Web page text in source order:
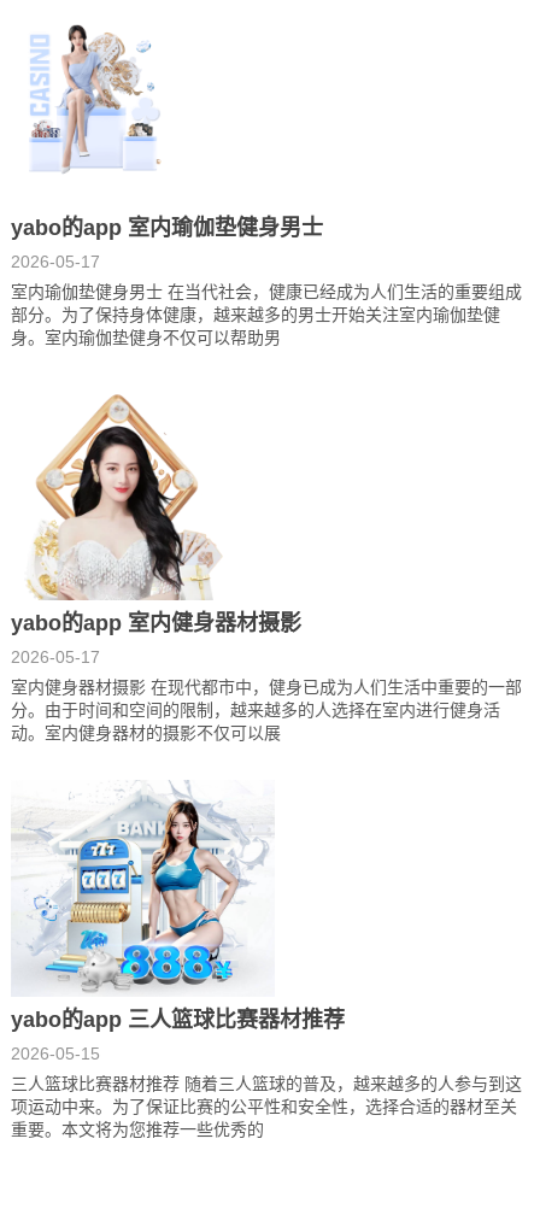
yabo的app 室内瑜伽垫健身男士
2026-05-17
室内瑜伽垫健身男士 在当代社会，健康已经成为人们生活的重要组成
部分。为了保持身体健康，越来越多的男士开始关注室内瑜伽垫健
身。室内瑜伽垫健身不仅可以帮助男
yabo的app 室内健身器材摄影
2026-05-17
室内健身器材摄影 在现代都市中，健身已成为人们生活中重要的一部
分。由于时间和空间的限制，越来越多的人选择在室内进行健身活
动。室内健身器材的摄影不仅可以展
yabo的app 三人篮球比赛器材推荐
2026-05-15
三人篮球比赛器材推荐 随着三人篮球的普及，越来越多的人参与到这
项运动中来。为了保证比赛的公平性和安全性，选择合适的器材至关
重要。本文将为您推荐一些优秀的